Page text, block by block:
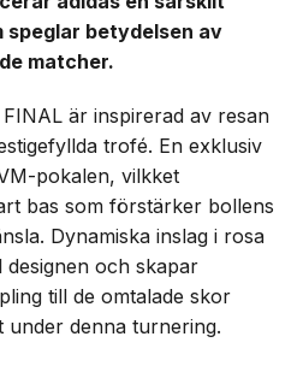
speglar betydelsen av
matcher.
är inspirerad av resan
trofé. En exklusiv
pokalen, vilkket
bas som förstärker bollens
Dynamiska inslag i rosa
och skapar
till de omtalade skor
under denna turnering.